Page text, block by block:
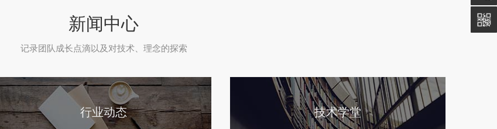
新闻中心
记录团队成长点滴以及对技术、理念的探索
行业动态 技术学堂